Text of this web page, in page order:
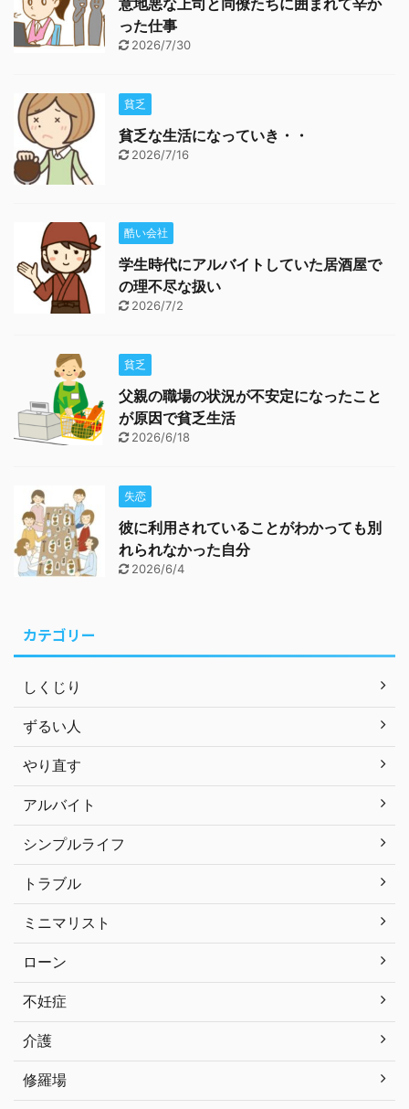
意地悪な上司と同僚たちに囲まれて辛か
った仕事
2026/7/30
貧乏
貧乏な生活になっていき・・
2026/7/16
酷い会社
学生時代にアルバイトしていた居酒屋で
の理不尽な扱い
2026/7/2
貧乏
父親の職場の状況が不安定になったこと
が原因で貧乏生活
2026/6/18
失恋
彼に利用されていることがわかっても別
れられなかった自分
2026/6/4
カテゴリー
しくじり
ずるい人
やり直す
アルバイト
シンプルライフ
トラブル
ミニマリスト
ローン
不妊症
介護
修羅場